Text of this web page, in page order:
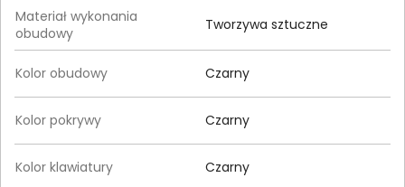
Materiał wykonania
obudowy
Tworzywa sztuczne
Kolor obudowy Czarny
Kolor pokrywy Czarny
Kolor klawiatury Czarny